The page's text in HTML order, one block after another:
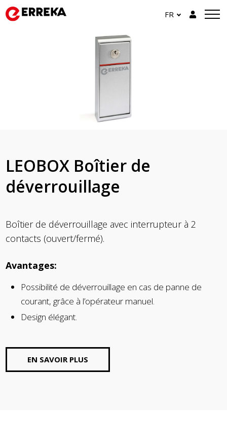
FR
LEOBOX Boîtier de
déverrouillage
Boîtier de déverrouillage avec interrupteur à 2
contacts (ouvert/fermé).
Avantages:
Possibilité de déverrouillage en cas de panne de
courant, grâce à l’opérateur manuel.
Design élégant.
EN SAVOIR PLUS